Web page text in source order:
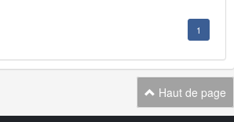
1
Haut de page